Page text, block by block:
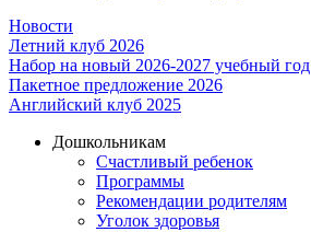
Новости
Летний клуб 2026
Набор на новый 2026-2027 учебный год
Пакетное предложение 2026
Английский клуб 2025
Дошкольникам
Счастливый ребенок
Программы
Рекомендации родителям
Уголок здоровья